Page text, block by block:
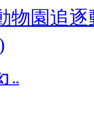
..